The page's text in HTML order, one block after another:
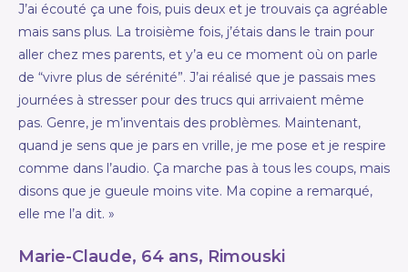
J’ai écouté ça une fois, puis deux et je trouvais ça agréable
mais sans plus. La troisième fois, j’étais dans le train pour
aller chez mes parents, et y’a eu ce moment où on parle
de “vivre plus de sérénité”. J’ai réalisé que je passais mes
journées à stresser pour des trucs qui arrivaient même
pas. Genre, je m’inventais des problèmes. Maintenant,
quand je sens que je pars en vrille, je me pose et je respire
comme dans l’audio. Ça marche pas à tous les coups, mais
disons que je gueule moins vite. Ma copine a remarqué,
elle me l’a dit. »
Marie-Claude, 64 ans, Rimouski